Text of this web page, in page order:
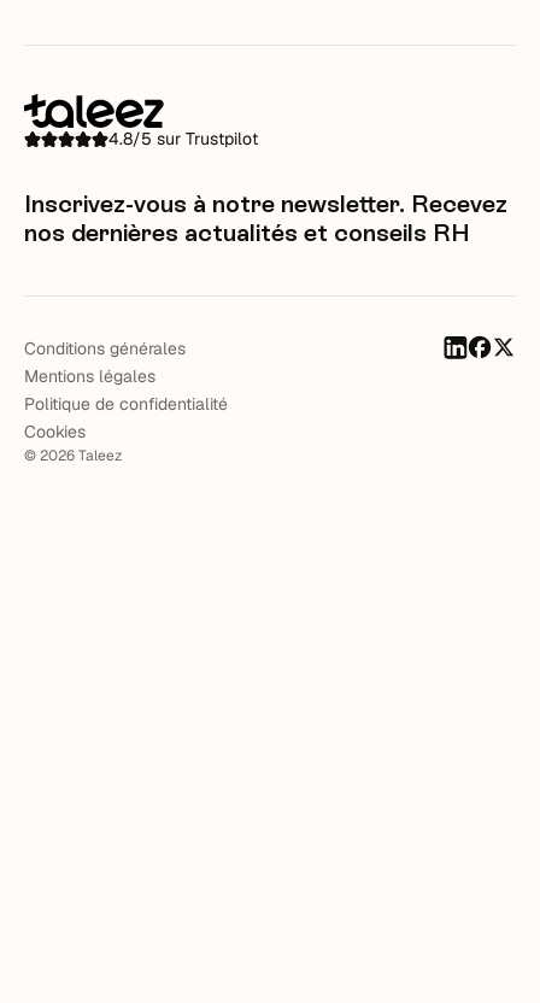
4.8/5 sur Trustpilot
Inscrivez-vous à notre newsletter. Recevez
nos dernières actualités et conseils RH
©2026Taleez
Conditions générales
Mentions légales
Politique de confidentialité
Cookies